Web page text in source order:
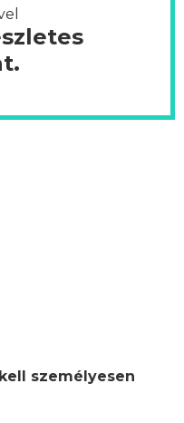
személyesen